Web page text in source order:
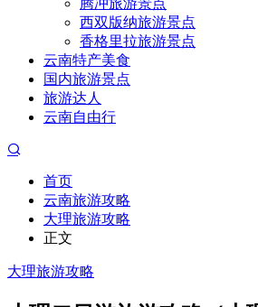
腾冲旅游景点
西双版纳旅游景点
香格里拉旅游景点
云南特产美食
国内旅游景点
旅游达人
云南自由行
首页
云南旅游攻略
大理旅游攻略
正文
大理旅游攻略